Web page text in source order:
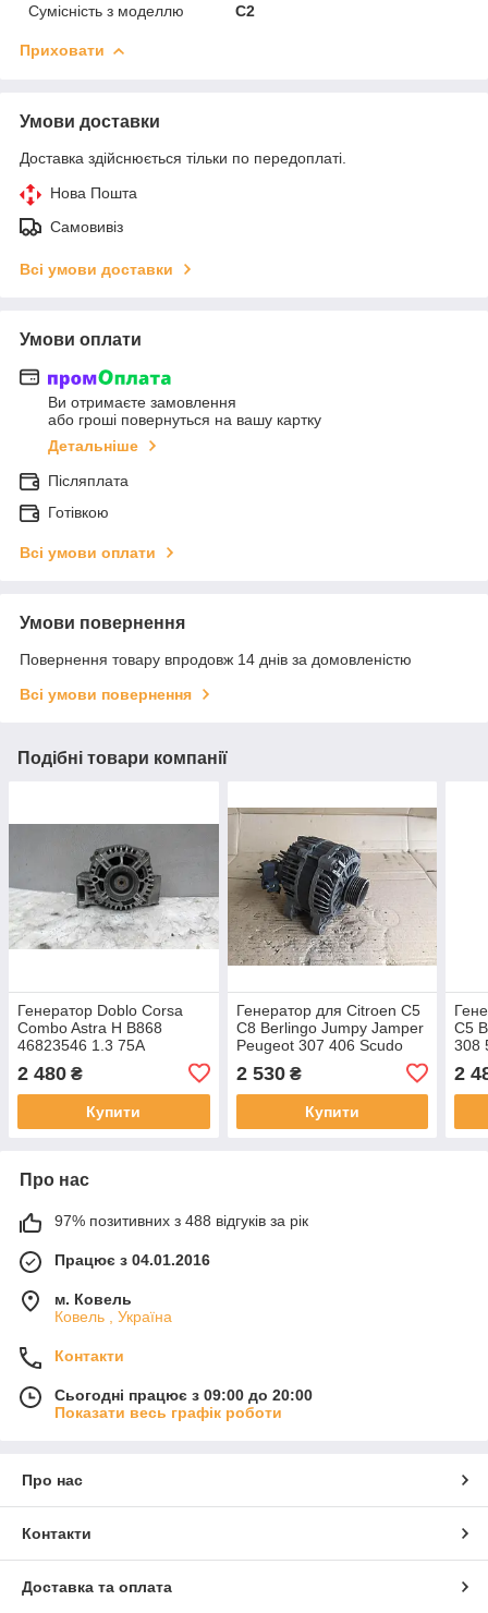
Сумісність з моделлю
C2
Приховати
Умови доставки
Доставка здійснюється тільки по передоплаті.
Нова Пошта
Самовивіз
Всі умови доставки
Умови оплати
Ви отримаєте замовлення
або гроші повернуться на вашу картку
Детальніше
Післяплата
Готівкою
Всі умови оплати
Умови повернення
Повернення товару впродовж 14 днів за домовленістю
Всі умови повернення
Подібні товари компанії
Генератор Doblo Corsa
Combo Astra H B868
46823546 1.3 75A
2542671C TG8S010 Valeo
2 480 ₴
Купити
Генератор для Citroen C5
C8 Berlingo Jumpy Jamper
Peugeot 307 406 Scudo
Ducato 150A 9639362380
A004TF0091B
2 530₴
Купити
C5
308
2
Про нас
97% позитивних з 488 відгуків за рік
Працює з 04.01.2016
м. Ковель
Ковель , Україна
Контакти
Сьогодні працює з 09:00 до 20:00
Показати весь графік роботи
Про нас
Контакти
Доставка та оплата